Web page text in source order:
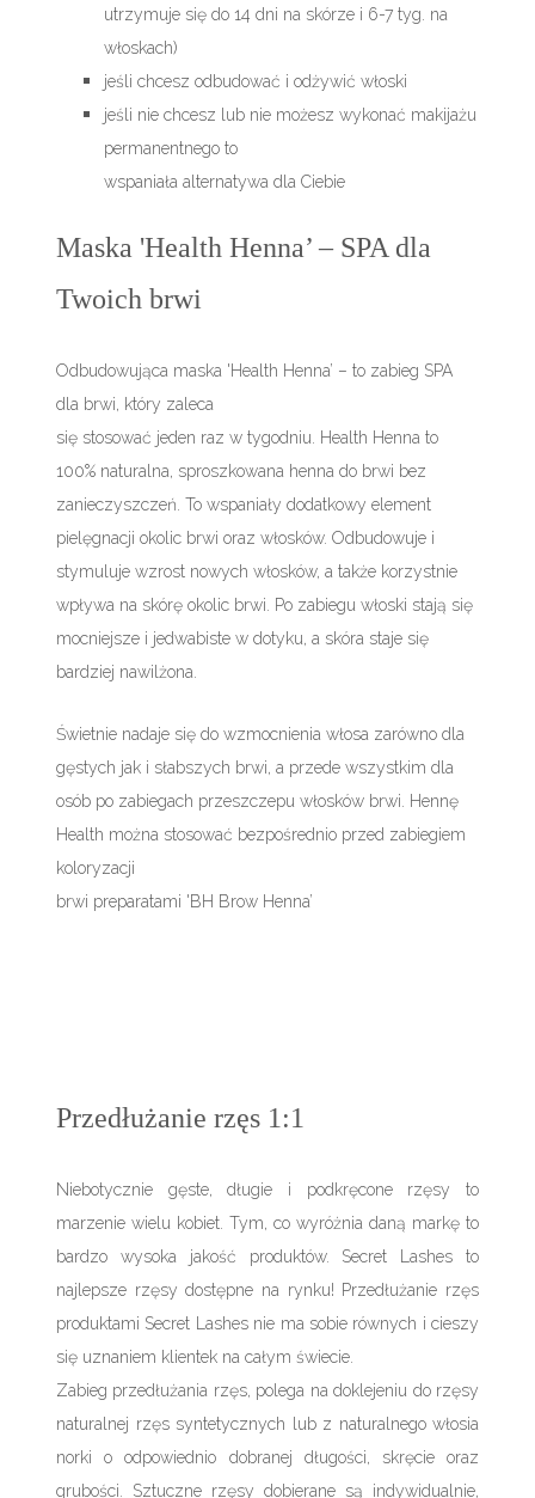
utrzymuje się do 14 dni na skórze i 6-7 tyg. na
włoskach)
jeśli chcesz odbudować i odżywić włoski
jeśli nie chcesz lub nie możesz wykonać makijażu
permanentnego to
wspaniała alternatywa dla Ciebie
Maska 'Health Henna’ – SPA dla
Twoich brwi
Odbudowująca maska 'Health Henna’ – to zabieg SPA
dla brwi, który zaleca
się stosować jeden raz w tygodniu. Health Henna to
100% naturalna, sproszkowana henna do brwi bez
zanieczyszczeń. To wspaniały dodatkowy element
pielęgnacji okolic brwi oraz włosków. Odbudowuje i
stymuluje wzrost nowych włosków, a także korzystnie
wpływa na skórę okolic brwi. Po zabiegu włoski stają się
mocniejsze i jedwabiste w dotyku, a skóra staje się
bardziej nawilżona.
Świetnie nadaje się do wzmocnienia włosa zarówno dla
gęstych jak i słabszych brwi, a przede wszystkim dla
osób po zabiegach przeszczepu włosków brwi. Hennę
Health można stosować bezpośrednio przed zabiegiem
koloryzacji
brwi preparatami 'BH Brow Henna’
Przedłużanie rzęs 1:1
Niebotycznie gęste, długie i podkręcone rzęsy to
marzenie wielu kobiet. Tym, co wyróżnia daną markę to
bardzo wysoka jakość produktów. Secret Lashes to
najlepsze rzęsy dostępne na rynku! Przedłużanie rzęs
produktami Secret Lashes nie ma sobie równych i cieszy
się uznaniem klientek na całym świecie.
Zabieg przedłużania rzęs, polega na doklejeniu do rzęsy
naturalnej rzęs syntetycznych lub z naturalnego włosia
norki o odpowiednio dobranej długości, skręcie oraz
grubości. Sztuczne rzęsy dobierane są indywidualnie,